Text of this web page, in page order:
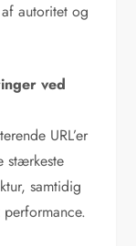
autoritet og
ved
URL’er
stærkeste
samtidig